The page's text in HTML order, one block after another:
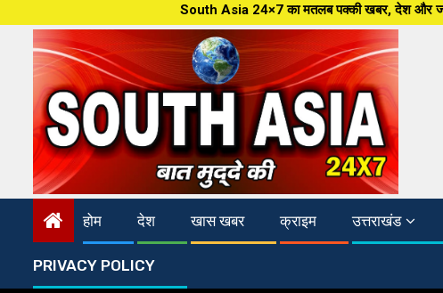
to
content
South Asia 24×7 का मतलब पक्की खबर, देश और जहान की
होम देश खास खबर क्राइम उत्तराखंड
PRIVACY POLICY